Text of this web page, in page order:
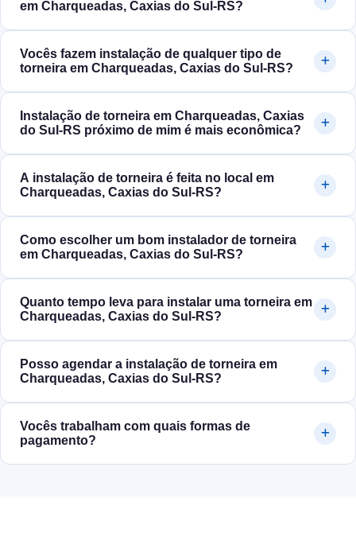
em Charqueadas, Caxias do Sul‑RS?
Vocês fazem instalação de qualquer tipo de
torneira em Charqueadas, Caxias do Sul‑RS?
Instalação de torneira em Charqueadas, Caxias
do Sul‑RS próximo de mim é mais econômica?
A instalação de torneira é feita no local em
Charqueadas, Caxias do Sul‑RS?
Como escolher um bom instalador de torneira
em Charqueadas, Caxias do Sul‑RS?
Quanto tempo leva para instalar uma torneira em
Charqueadas, Caxias do Sul‑RS?
Posso agendar a instalação de torneira em
Charqueadas, Caxias do Sul‑RS?
Vocês trabalham com quais formas de
pagamento?